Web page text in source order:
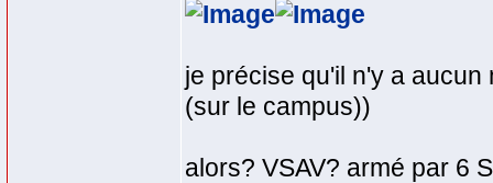
je précise qu'il n'y a
(sur le campus))
alors? VSAV? armé par 6